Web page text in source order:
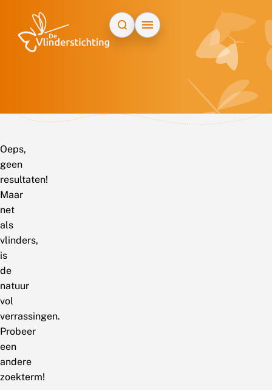
Oeps,
geen
resultaten!
Maar
net
als
vlinders,
is
de
natuur
vol
verrassingen.
Probeer
een
andere
zoekterm!